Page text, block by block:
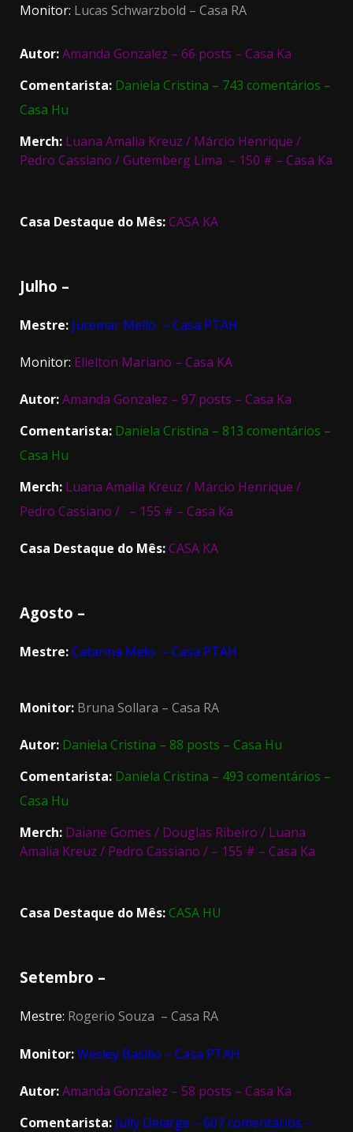
Monitor: Lucas Schwarzbold – Casa RA
Autor:Amanda Gonzalez – 66 posts – Casa Ka
Comentarista: Daniela Cristina – 743 comentários –
Casa Hu
Merch: Luana Amalia Kreuz / Márcio Henrique /
Pedro Cassiano / Gutemberg Lima – 150 # – Casa Ka
Casa Destaque do Mês:CASA KA
Julho –
Mestre: Jucemar Mello – Casa PTAH
Monitor: Elielton Mariano – Casa KA
Autor:Amanda Gonzalez – 97 posts – Casa Ka
Comentarista: Daniela Cristina – 813 comentários –
Casa Hu
Merch: Luana Amalia Kreuz / Márcio Henrique /
Pedro Cassiano / – 155 # – Casa Ka
Casa Destaque do Mês:CASA KA
Agosto –
Mestre:Catarina Melo – Casa PTAH
Monitor: Bruna Sollara – Casa RA
Autor: Daniela Cristina – 88 posts – Casa Hu
Comentarista: Daniela Cristina – 493 comentários –
Casa Hu
Merch: Daiane Gomes / Douglas Ribeiro / Luana
Amalia Kreuz / Pedro Cassiano / – 155 # – Casa Ka
Casa Destaque do Mês:CASA HU
Setembro –
Mestre: Rogerio Souza – Casa RA
Monitor:Wesley Basílio – Casa PTAH
Autor:Amanda Gonzalez – 58 posts – Casa Ka
Comentarista: Jully Delarge – 607 comentários –